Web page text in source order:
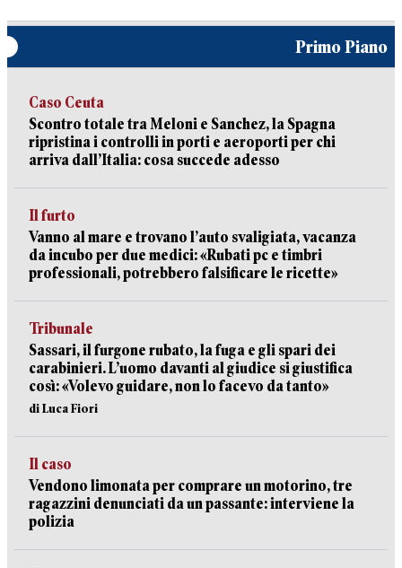
Primo Piano
Caso Ceuta
Scontro totale tra Meloni e Sanchez, la Spagna
ripristina i controlli in porti e aeroporti per chi
arriva dall’Italia: cosa succede adesso
Il furto
Vanno al mare e trovano l’auto svaligiata, vacanza
da incubo per due medici: «Rubati pc e timbri
professionali, potrebbero falsificare le ricette»
Tribunale
Sassari, il furgone rubato, la fuga e gli spari dei
carabinieri. L’uomo davanti al giudice si giustifica
così: «Volevo guidare, non lo facevo da tanto»
di Luca Fiori
Il caso
Vendono limonata per comprare un motorino, tre
ragazzini denunciati da un passante: interviene la
polizia